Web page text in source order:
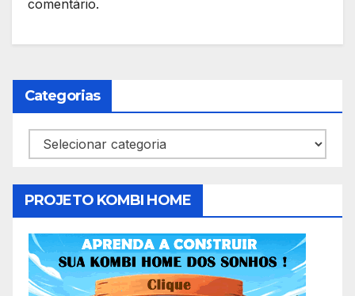
comentário.
Categorias
Categorias
PROJETO KOMBI HOME